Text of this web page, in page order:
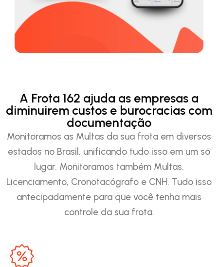
A Frota 162 ajuda as empresas a
diminuirem custos e burocracias com
documentação
Monitoramos as Multas da sua frota em diversos
estados no Brasil, unificando tudo isso em um só
lugar. Monitoramos também Multas,
Licenciamento, Cronotacógrafo e CNH. Tudo isso
antecipadamente para que você tenha mais
controle da sua frota.